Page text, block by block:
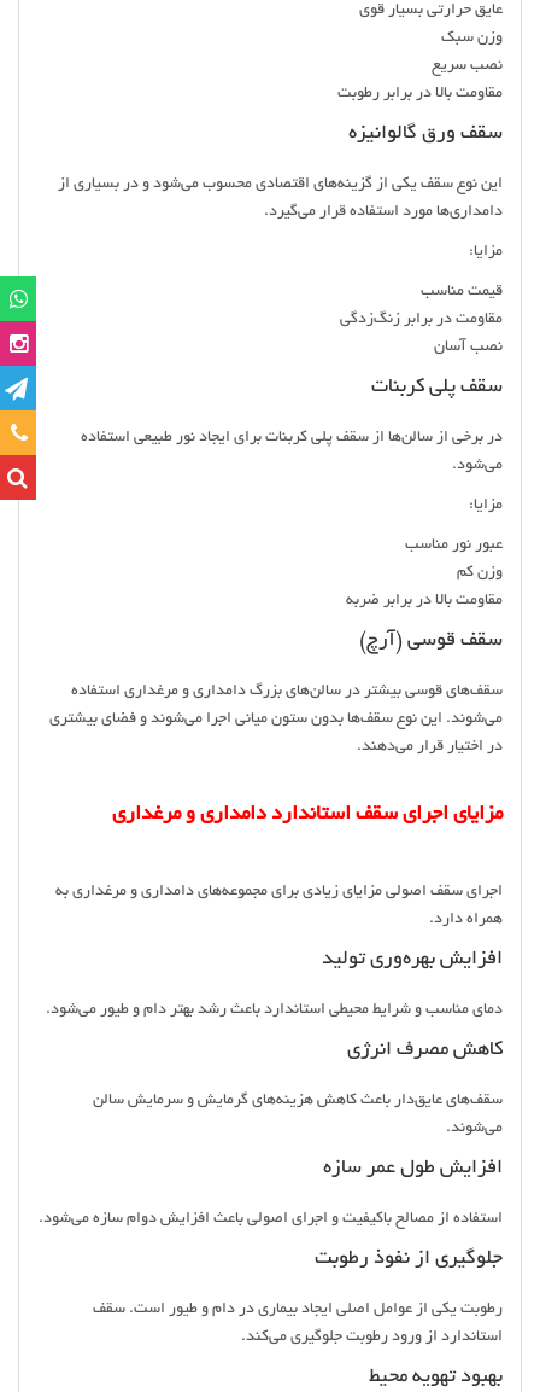
عایق حرارتی بسیار قوی
وزن سبک
نصب سریع
مقاومت بالا در برابر رطوبت
سقف ورق گالوانیزه
این نوع سقف یکی از گزینه‌های اقتصادی محسوب می‌شود و در بسیاری از
دامداری‌ها مورد استفاده قرار می‌گیرد.
مزایا:
قیمت مناسب
مقاومت در برابر زنگ‌زدگی
نصب آسان
سقف پلی کربنات
در برخی از سالن‌ها از سقف پلی کربنات برای ایجاد نور طبیعی استفاده
می‌شود.
مزایا:
عبور نور مناسب
وزن کم
مقاومت بالا در برابر ضربه
سقف قوسی (آرچ)
سقف‌های قوسی بیشتر در سالن‌های بزرگ دامداری و مرغداری استفاده
می‌شوند. این نوع سقف‌ها بدون ستون میانی اجرا می‌شوند و فضای بیشتری
در اختیار قرار می‌دهند.
مزایای اجرای سقف استاندارد دامداری و مرغداری
اجرای سقف اصولی مزایای زیادی برای مجموعه‌های دامداری و مرغداری به
همراه دارد.
افزایش بهره‌وری تولید
دمای مناسب و شرایط محیطی استاندارد باعث رشد بهتر دام و طیور می‌شود.
کاهش مصرف انرژی
سقف‌های عایق‌دار باعث کاهش هزینه‌های گرمایش و سرمایش سالن
می‌شوند.
افزایش طول عمر سازه
استفاده از مصالح باکیفیت و اجرای اصولی باعث افزایش دوام سازه می‌شود.
جلوگیری از نفوذ رطوبت
رطوبت یکی از عوامل اصلی ایجاد بیماری در دام و طیور است. سقف
استاندارد از ورود رطوبت جلوگیری می‌کند.
بهبود تهویه محیط